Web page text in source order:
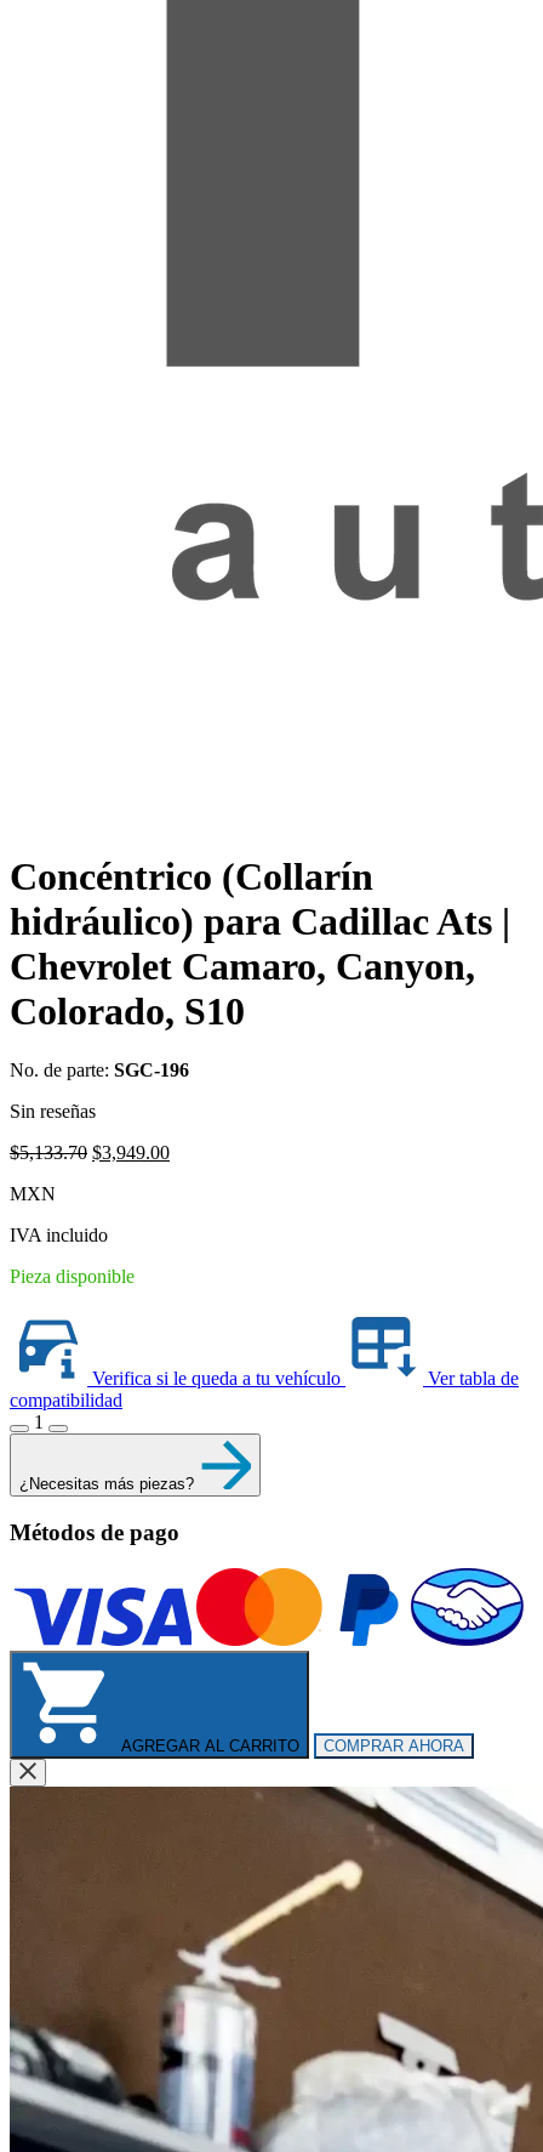
Concéntrico (Collarín
hidráulico) para Cadillac Ats |
Chevrolet Camaro, Canyon,
Colorado, S10
No. de parte: SGC-196
Sin reseñas
$5,133.70 Original
$3,949.00Current
MXN
IVA incluido
Pieza disponible
Verifica si le queda a tu vehículo
Ver tabla de
compatibilidad
1
¿Necesitas más piezas?
Métodos de pago
AGREGAR AL CARRITO COMPRAR AHORA